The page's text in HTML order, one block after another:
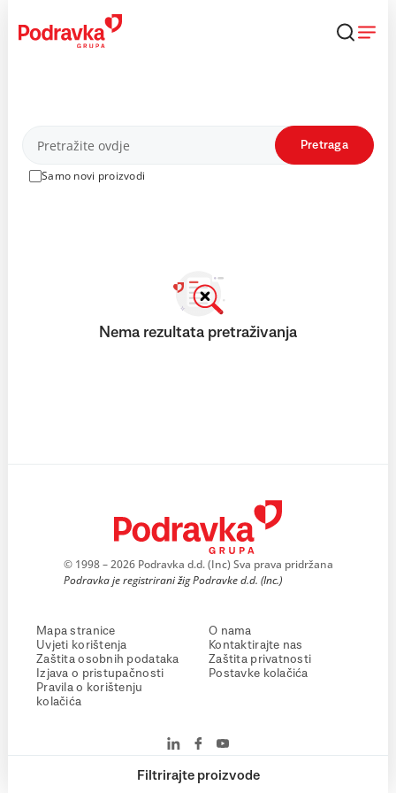
content
Proizvodi
Samo novi proizvodi
Pretraga
Filtrirajte proizvode
Nema rezultata pretraživanja
© 1998 – 2026 Podravka d.d. (Inc) Sva prava pridržana
Podravka je registrirani žig Podravke d.d. (Inc.)
Mapa stranice
Uvjeti korištenja
Zaštita osobnih podataka
Izjava o pristupačnosti
Pravila o korištenju
kolačića
O nama
Kontaktirajte nas
Zaštita privatnosti
Postavke kolačića